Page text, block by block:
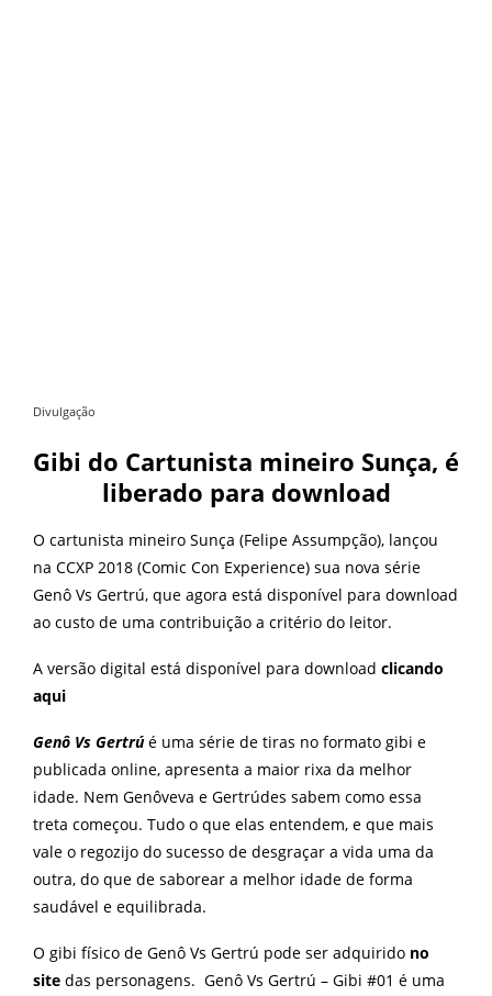
Divulgação
Gibi do Cartunista mineiro Sunça, é
liberado para download
O cartunista mineiro Sunça (Felipe Assumpção), lançou
na CCXP 2018 (Comic Con Experience) sua nova série
Genô Vs Gertrú, que agora está disponível para download
ao custo de uma contribuição a critério do leitor.
A versão digital está disponível para download clicando
aqui
Genô Vs Gertrúé uma série de tiras no formato gibi e
publicada online, apresenta a maior rixa da melhor
idade. Nem Genôveva e Gertrúdes sabem como essa
treta começou. Tudo o que elas entendem, e que mais
vale o regozijo do sucesso de desgraçar a vida uma da
outra, do que de saborear a melhor idade de forma
saudável e equilibrada.
O gibi físico de Genô Vs Gertrú pode ser adquirido no
site das personagens. Genô Vs Gertrú – Gibi #01 é uma